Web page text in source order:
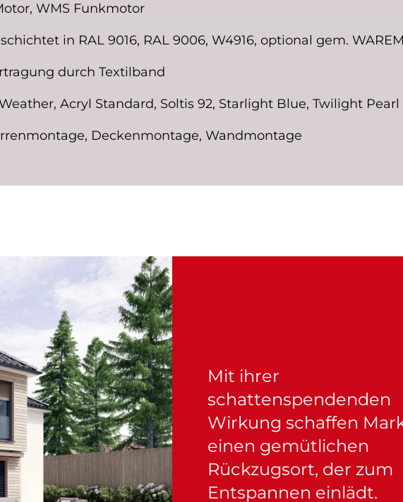
WMS Funkmotor
in RAL 9016, RAL 9006, W4916, optional gem.
durch Textilband
Acryl Standard, Soltis 92, Starlight Blue, Twilight Pearl
Deckenmontage, Wandmontage
Mit ihrer
schattenspendenden
Wirkung schaffen
einen gemütlichen
Rückzugsort, der zum
Entspannen einlädt.